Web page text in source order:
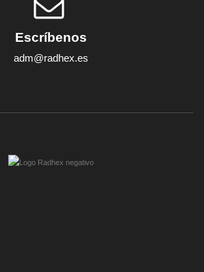
Escríbenos
adm@radhex.es